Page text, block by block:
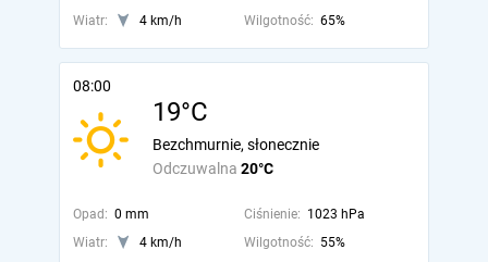
Wiatr: 4 km/h Wilgotność: 65%
08:00
19°C
Odczuwalna 20°C
Bezchmurnie, słonecznie
Opad: 0 mm Ciśnienie: 1023 hPa
Wiatr:
4 km/h Wilgotność: 55%